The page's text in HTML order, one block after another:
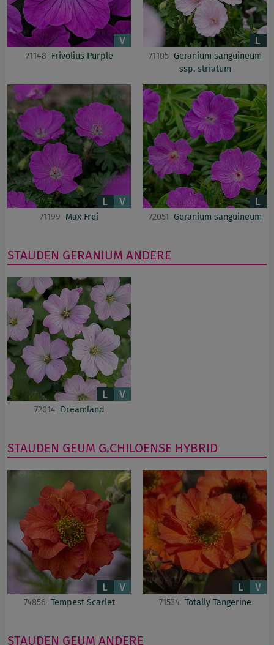
71148 Frivolius Purple 71105 Geranium sanguineum
ssp. striatum
71199 Max Frei 72051 Geranium sanguineum
STAUDEN GERANIUM ANDERE
72014 Dreamland
STAUDEN GEUM G.CHILOENSE HYBRID
74856 Tempest Scarlet 71534 Totally Tangerine
STAUDEN GEUM ANDERE